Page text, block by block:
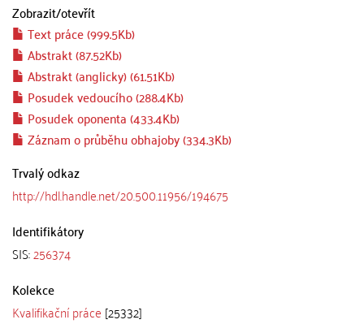
Zobrazit/otevřít
Text práce (999.5Kb)
Abstrakt (87.52Kb)
Abstrakt (anglicky) (61.51Kb)
Posudek vedoucího (288.4Kb)
Posudek oponenta (433.4Kb)
Záznam o průběhu obhajoby (334.3Kb)
Trvalý odkaz
http://hdl.handle.net/20.500.11956/194675
Identifikátory
SIS:256374
Kolekce
Kvalifikační práce [25332]